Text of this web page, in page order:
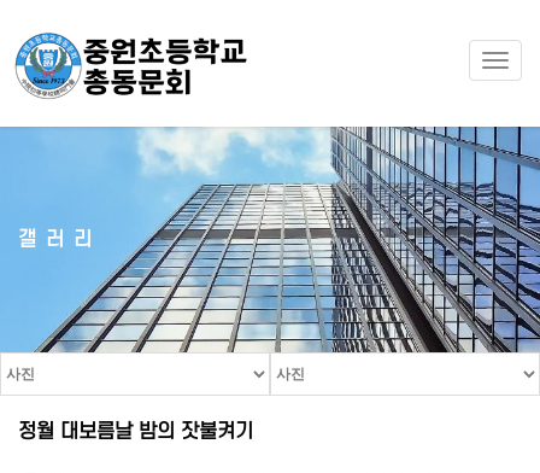
갤러리
정월 대보름날 밤의 잣불켜기